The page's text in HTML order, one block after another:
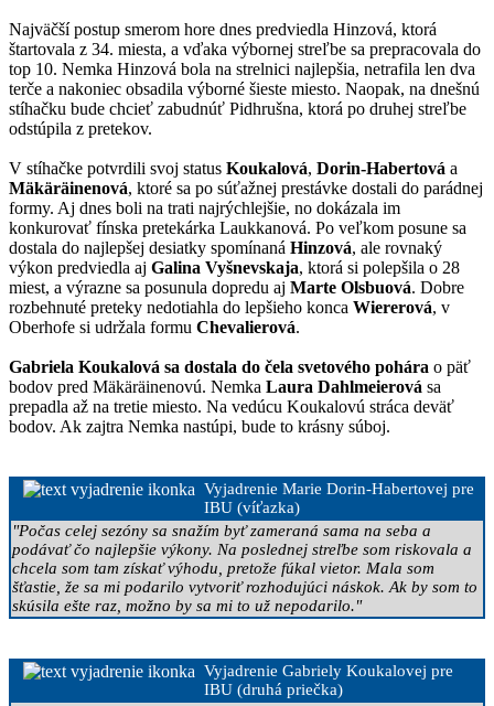
Najväčší postup smerom hore dnes predviedla Hinzová, ktorá
štartovala z 34. miesta, a vďaka výbornej streľbe sa prepracovala do
top 10. Nemka Hinzová bola na strelnici najlepšia, netrafila len dva
terče a nakoniec obsadila výborné šieste miesto. Naopak, na dnešnú
stíhačku bude chcieť zabudnúť Pidhrušna, ktorá po druhej streľbe
odstúpila z pretekov.
V stíhačke potvrdili svoj status Koukalová, Dorin-Habertová a
Mäkäräinenová, ktoré sa po súťažnej prestávke dostali do parádnej
formy. Aj dnes boli na trati najrýchlejšie, no dokázala im
konkurovať fínska pretekárka Laukkanová. Po veľkom posune sa
dostala do najlepšej desiatky spomínaná Hinzová, ale rovnaký
výkon predviedla aj Galina Vyšnevskaja, ktorá si polepšila o 28
miest, a výrazne sa posunula dopredu aj Marte Olsbuová. Dobre
rozbehnuté preteky nedotiahla do lepšieho konca Wiererová, v
Oberhofe si udržala formu Chevalierová.
Gabriela Koukalová sa dostala do čela svetového pohára o päť
bodov pred Mäkäräinenovú. Nemka Laura Dahlmeierová sa
prepadla až na tretie miesto. Na vedúcu Koukalovú stráca deväť
bodov. Ak zajtra Nemka nastúpi, bude to krásny súboj.
Vyjadrenie Marie Dorin-Habertovej pre
IBU (víťazka)
"Počas celej sezóny sa snažím byť zameraná sama na seba a
podávať čo najlepšie výkony. Na poslednej streľbe som riskovala a
chcela som tam získať výhodu, pretože fúkal vietor. Mala som
šťastie, že sa mi podarilo vytvoriť rozhodujúci náskok. Ak by som to
skúsila ešte raz, možno by sa mi to už nepodarilo."
Vyjadrenie Gabriely Koukalovej pre
IBU (druhá priečka)